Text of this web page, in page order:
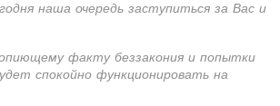
наша очередь заступиться за Вас и
факту беззакония и попытки
спокойно функционировать на